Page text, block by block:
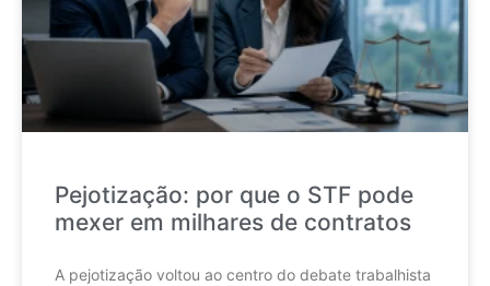
Pejotização: por que o STF pode
mexer em milhares de contratos
A pejotização voltou ao centro do debate trabalhista